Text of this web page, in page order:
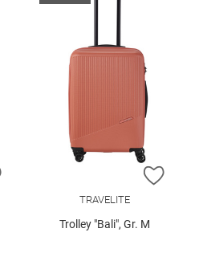
ZUR WUNSCHLISTE HINZUFÜGEN
ZUR
TRAVELITE
Trolley "Bali", Gr. M